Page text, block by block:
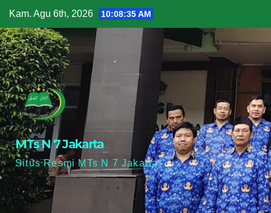
Skip
to
content
Kam. Agu 6th, 2026 10:08:36 AM
MTs N 7 Jakarta
Situs Resmi MTs N 7 Jakarta